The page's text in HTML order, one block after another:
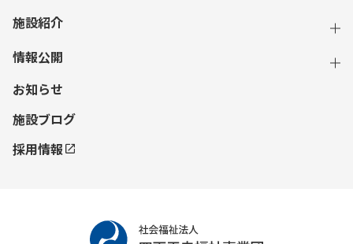
施設紹介
情報公開
お知らせ
施設ブログ
採用情報